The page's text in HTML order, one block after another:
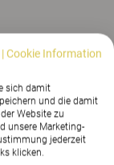
1950 in
einer der
Preise
|Cookie Information
sich damit
und die damit
Website zu
unsere Marketing-
jederzeit
klicken.